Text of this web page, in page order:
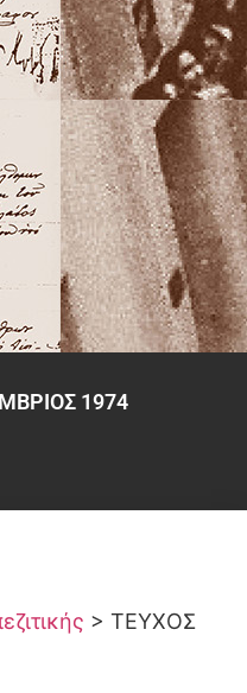
1974
> ΤΕΥΧΟΣ